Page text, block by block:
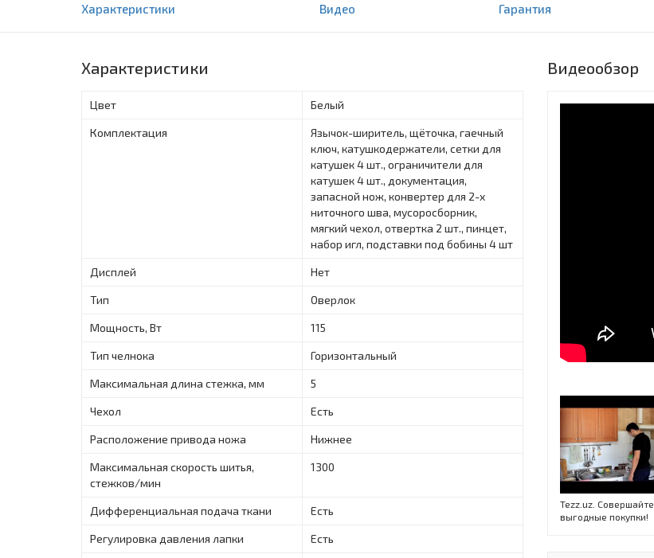
Характеристики Видео Гарантия
Характеристики
Цвет Белый
Комплектация
Язычок-ширитель, щёточка, гаечный
ключ, катушкодержатели, сетки для
катушек 4 шт., ограничители для
катушек 4 шт., документация,
запасной нож, конвертер для 2-х
ниточного шва, мусоросборник,
мягкий чехол, отвертка 2 шт., пинцет,
набор игл, подставки под бобины 4 шт
Дисплей Нет
Тип Оверлок
Мощность, Вт 115
Тип челнока Горизонтальный
Максимальная длина стежка, мм 5
Чехол Есть
Расположение привода ножа Нижнее
Максимальная скорость шитья,
стежков/мин
1300
Дифференциальная подача ткани Есть
Регулировка давления лапки Есть
Видеообзор
Tezz.uz. Совершайте
выгодные покупки!